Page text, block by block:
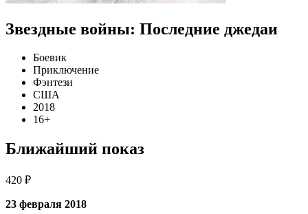
Звездные войны: Последние джедаи
Боевик
Приключение
Фэнтези
США
2018
16+
Ближайший показ
420 ₽
23 февраля 2018